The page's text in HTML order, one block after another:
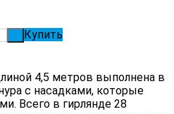
Купить
4,5 метров выполнена в
с насадками, которые
Всего в гирлянде 28